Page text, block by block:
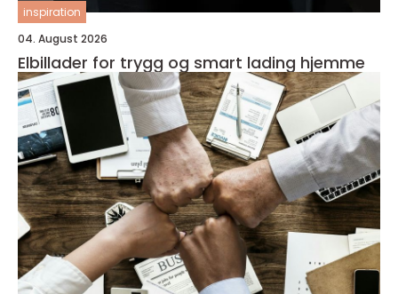
inspiration
04. August 2026
Elbillader for trygg og smart lading hjemme